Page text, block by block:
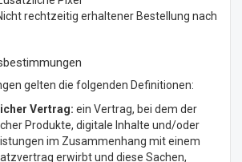
rechtzeitig erhaltener Bestellung nach
gelten die folgenden Definitionen:
Vertrag: ein Vertrag, bei dem der
Produkte, digitale Inhalte und/oder
im Zusammenhang mit einem
erwirbt und diese Sachen,